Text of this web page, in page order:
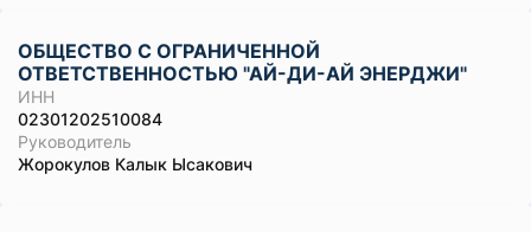
ОБЩЕСТВО С ОГРАНИЧЕННОЙ
ОТВЕТСТВЕННОСТЬЮ "АЙ-ДИ-АЙ ЭНЕРДЖИ"
ИНН
02301202510084
Руководитель
Жорокулов Калык Ысакович